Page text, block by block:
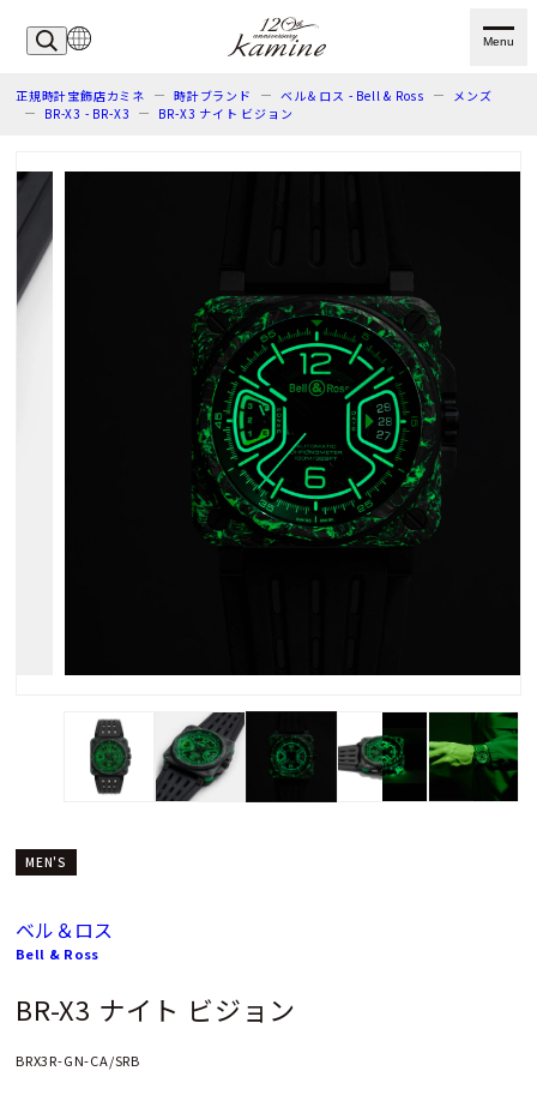
Menu
正規時計宝飾店カミネ 時計ブランド ベル＆ロス - Bell & Ross
メンズ
BR-X3 - BR-X3
BR-X3 ナイト ビジョン
MEN'S
ベル＆ロス
Bell & Ross
BR-X3 ナイト ビジョン
BRX3R-GN-CA/SRB